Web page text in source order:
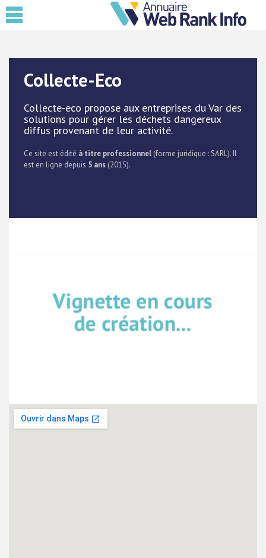
Collecte-Eco
Collecte-eco propose aux entreprises du Var des
solutions pour gérer les déchets dangereux
diffus provenant de leur activité.
Ce site est édité à titre professionnel (forme juridique : SARL). Il
est en ligne depuis 5 ans (2015).